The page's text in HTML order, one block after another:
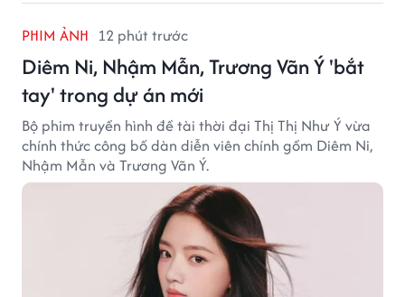
PHIM ẢNH 12 phút trước
Diêm Ni, Nhậm Mẫn, Trương Vãn Ý 'bắt
tay' trong dự án mới
Bộ phim truyền hình đề tài thời đại Thị Thị Như Ý vừa
chính thức công bố dàn diễn viên chính gồm Diêm Ni,
Nhậm Mẫn và Trương Vãn Ý.